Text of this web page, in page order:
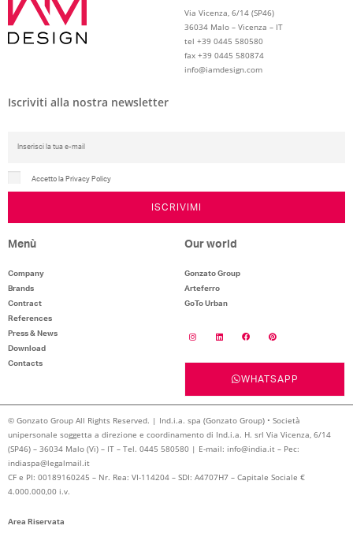
Via Vicenza, 6/14 (SP46)
36034 Malo – Vicenza – IT
tel +39 0445 580580
fax +39 0445 580874
info@iamdesign.com
Iscriviti alla nostra newsletter
Accetto la Privacy Policy
ISCRIVIMI
Menù
Company
Brands
Contract
References
Press & News
Download
Contacts
Our world
Gonzato Group
Arteferro
GoTo Urban
WHATSAPP
© Gonzato Group All Rights Reserved. | Ind.i.a. spa (Gonzato Group) • Società
unipersonale soggetta a direzione e coordinamento di Ind.i.a. H. srl Via Vicenza, 6/14
(SP46) – 36034 Malo (Vi) – IT – Tel. 0445 580580 | E-mail: info@india.it – Pec:
indiaspa@legalmail.it
CF e PI: 00189160245 – Nr. Rea: VI-114204 – SDI: A4707H7 – Capitale Sociale €
4.000.000,00 i.v.
Area Riservata